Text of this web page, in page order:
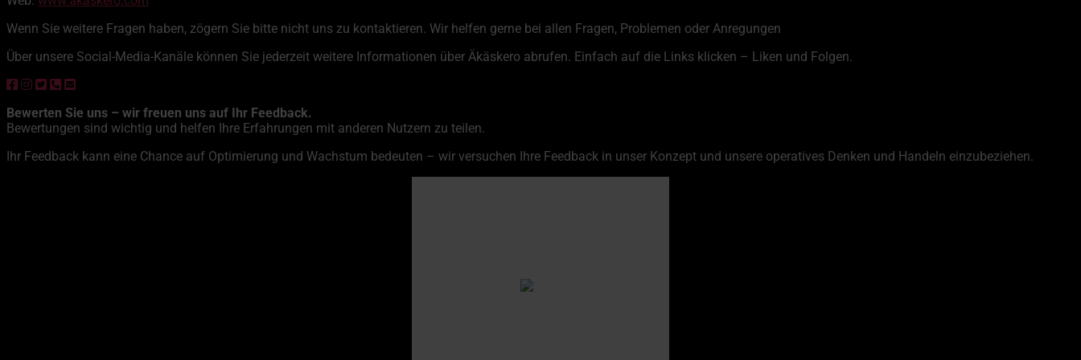
Wenn Sie weitere Fragen haben, zögern Sie bitte nicht uns zu kontaktieren. Wir helfen gerne bei allen Fragen, Problemen oder Anregungen
Über unsere Social-Media-Kanäle können Sie jederzeit weitere Informationen über Äkäskero abrufen. Einfach auf die Links klicken – Liken und Folgen.
Bewerten Sie uns – wir freuen uns auf Ihr Feedback.
Bewertungen sind wichtig und helfen Ihre Erfahrungen mit anderen Nutzern zu teilen.
Ihr Feedback kann eine Chance auf Optimierung und Wachstum bedeuten – wir versuchen Ihre Feedback in unser Konzept und unsere operatives Denken und Handeln einzubeziehen.